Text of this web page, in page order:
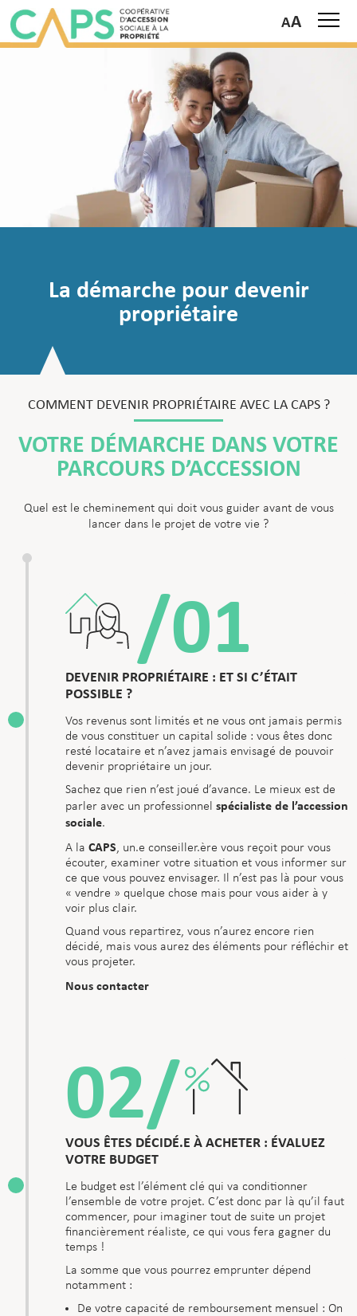
La démarche pour devenir
propriétaire
COMMENT DEVENIR PROPRIÉTAIRE AVEC LA CAPS ?
VOTRE DÉMARCHE DANS VOTRE
PARCOURS D’ACCESSION
Quel est le cheminement qui doit vous guider avant de vous
lancer dans le projet de votre vie ?
/01
DEVENIR PROPRIÉTAIRE : ET SI C’ÉTAIT
POSSIBLE ?
Vos revenus sont limités et ne vous ont jamais permis
de vous constituer un capital solide : vous êtes donc
resté locataire et n’avez jamais envisagé de pouvoir
devenir propriétaire un jour.
Sachez que rien n’est joué d’avance. Le mieux est de
parler avec un professionnel spécialiste de l’accession
sociale.
A la CAPS, un.e conseiller.ère vous reçoit pour vous
écouter, examiner votre situation et vous informer sur
ce que vous pouvez envisager. Il n’est pas là pour vous
« vendre » quelque chose mais pour vous aider à y
voir plus clair.
Quand vous repartirez, vous n’aurez encore rien
décidé, mais vous aurez des éléments pour réfléchir et
vous projeter.
Nous contacter
02/
VOUS ÊTES DÉCIDÉ.E À ACHETER : ÉVALUEZ
VOTRE BUDGET
Le budget est l’élément clé qui va conditionner
l’ensemble de votre projet. C’est donc par là qu’il faut
commencer, pour imaginer tout de suite un projet
financièrement réaliste, ce qui vous fera gagner du
temps !
La somme que vous pourrez emprunter dépend
notamment :
De votre capacité de remboursement mensuel : On
A